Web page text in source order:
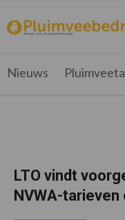
de
hoofdnavigatie
de
hoofd
de
eerste
de
voettekst
pluimveebedrijf.nl
Nieuws
pluimveehouder
Nieuws
LTO vindt
NVWA-